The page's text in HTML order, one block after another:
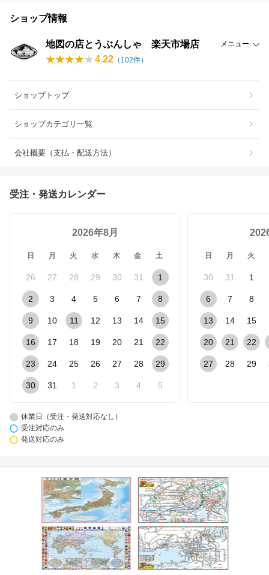
ショップ情報
地図の店とうぶんしゃ 楽天市場店 メニュー
4.22 （ 102件）
ショップトップ
ショップカテゴリ一覧
会社概要（支払・配送方法）
受注・発送カレンダー
2026年8月
日 月 火 水 木 金 土
26 27 28 29 30 31 1
2 3 4 5 6 7 8
9 10 11 12 13 14 15
16 17 18 19 20 21 22
23 24 25 26 27 28 29
30 31 1 2 3 4 5
日 月 火
30 31 1
6 7 8
13 14 15
20 21 22
27 28 29
休業日（受注・発送対応なし）
受注対応のみ
発送対応のみ